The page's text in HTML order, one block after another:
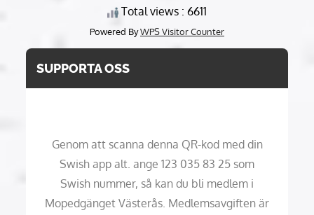
Total views : 6611
Powered ByWPS Visitor Counter
SUPPORTA OSS
Genom att scanna denna QR-kod med din
Swish app alt. ange 123 035 83 25 som
Swish nummer, så kan du bli medlem i
Mopedgänget Västerås. Medlemsavgiften är